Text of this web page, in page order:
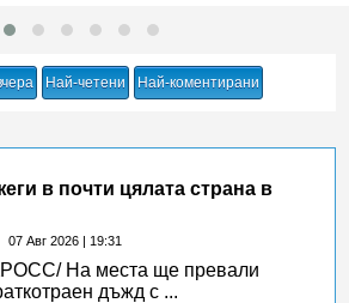
Най-четени Най-коментирани
в почти цялата страна в
07 Авг 2026 | 19:31
На места ще превали
дъжд с ...